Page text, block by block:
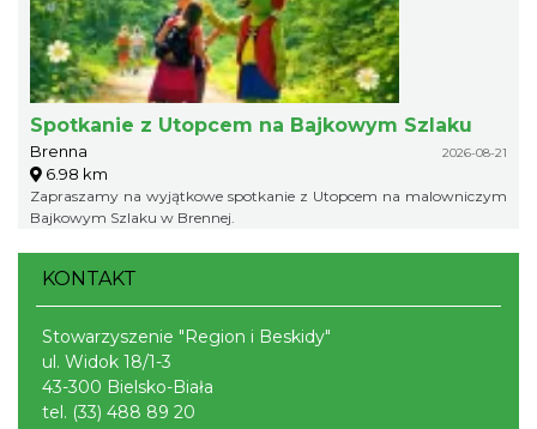
Spotkanie z Utopcem na Bajkowym Szlaku
Brenna 2026-08-21
6.98 km
Zapraszamy na wyjątkowe spotkanie z Utopcem na malowniczym
Bajkowym Szlaku w Brennej.
KONTAKT
Stowarzyszenie "Region i Beskidy"
ul. Widok 18/1-3
43-300 Bielsko-Biała
tel. (33) 488 89 20